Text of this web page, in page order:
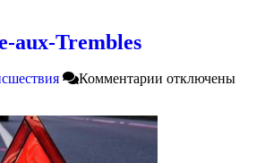
aux-Trembles
Комментарии отключены